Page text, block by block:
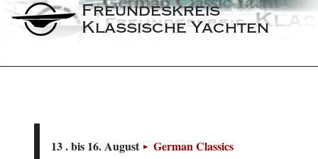
Freundeskreis
Klassische Yachten
13 . bis 16. August German Classics